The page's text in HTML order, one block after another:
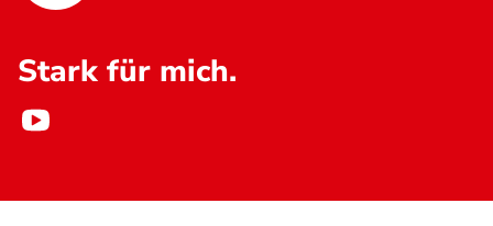
Stark für mich.